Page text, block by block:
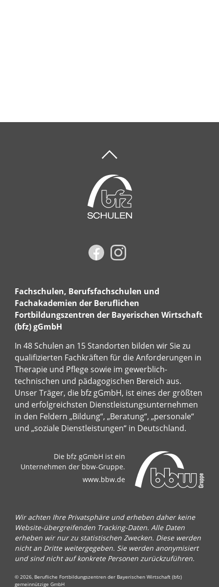
Fachschulen, Berufsfachschulen und
Fachakademien der Beruflichen
Fortbildungszentren der Bayerischen Wirtschaft
(bfz) gGmbH
In 48 Schulen an 15 Standorten bilden wir Sie zu
qualifizierten Fachkräften für die Anforderungen in
Therapie und Pflege sowie im gewerblich-
technischen und pädagogischen Bereich aus.
Unser Träger, die bfz gGmbH, ist eines der größten
und erfolgreichsten Dienstleistungsunternehmen
in den Feldern „Bildung“, „Beratung“, „personale“
und „soziale Dienstleistungen“ in Deutschland.
Die bfz gGmbH ist ein
Unternehmen der bbw-Gruppe.
www.bbw.de
Wir achten Ihre Privatsphäre und erheben daher keine
Website-übergreifenden Tracking-Daten. Alle Daten
erheben wir nur zu statistischen Zwecken. Diese werden
nicht an Dritte weitergegeben. Sie werden anonymisiert
und sind nicht auf konkrete Personen zurückzuführen.
© 2026, Berufliche Fortbildungszentren der Bayerischen Wirtschaft (bfz)
gemeinnützige GmbH